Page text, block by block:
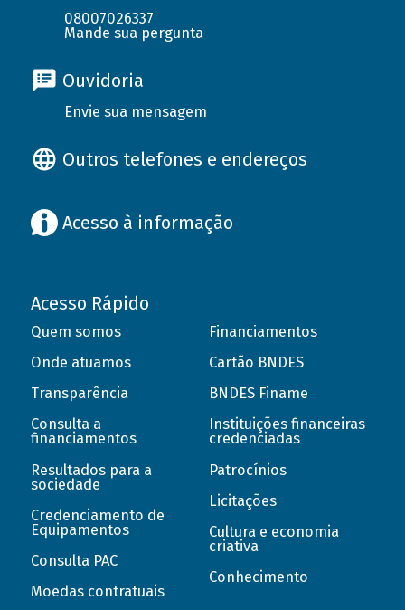
08007026337
Mande sua pergunta
Ouvidoria
Envie sua mensagem
Outros telefones e endereços
Acesso à informação
Acesso Rápido
Quem somos
Onde atuamos
Transparência
Consulta a
financiamentos
Resultados para a
sociedade
Credenciamento de
Equipamentos
Consulta PAC
Moedas contratuais
Financiamentos
Cartão BNDES
BNDES Finame
Instituições financeiras
credenciadas
Patrocínios
Licitações
Cultura e economia
criativa
Conhecimento